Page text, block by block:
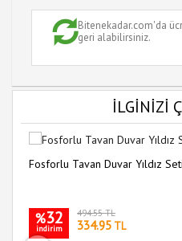
Bitenekadar.com'da
geri alabilirsiniz.
İLGİNİZİ
Fosforlu Tavan Duvar Yıldız Seti
%32
indirim
494.55 TL
334.95 TL